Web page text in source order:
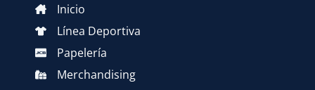
Inicio
Línea Deportiva
Papelería
Merchandising